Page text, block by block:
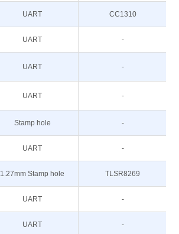
UART CC1310
UART -
UART -
UART -
Stamp hole -
UART -
1.27mm Stamp hole TLSR8269
UART -
UART -